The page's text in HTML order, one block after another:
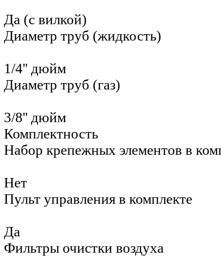
Да (с вилкой)
Диаметр труб (жидкость)
1/4'' дюйм
Диаметр труб (газ)
3/8'' дюйм
Комплектность
Набор крепежных элементов в
Нет
Пульт управления в комплекте
Да
Фильтры очистки воздуха